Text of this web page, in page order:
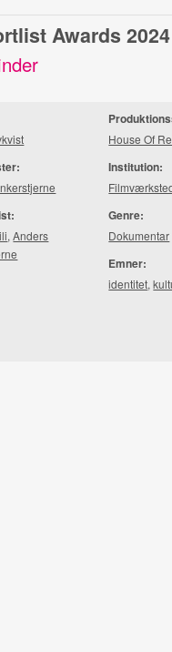
Awards 2024
,Anders
House Of
Institution:
Genre:
Dokumentar
Emner:
identitet,